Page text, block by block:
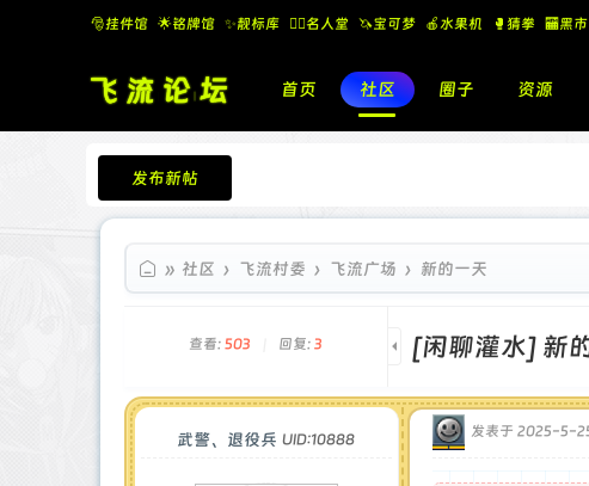
🎅挂件馆 🌟铭牌馆 ✨️靓标库 🧚‍♂️名人堂 🦄宝可梦 🍎水果机 🥊猜拳 🏧黑市
首页 社区 圈子 资源
发布新帖
飞流论坛
» 社区 › 飞流村委 › 飞流广场 › 新的一天
查看: 503 回复: 3 [闲聊灌水] 新
武警、退役兵 UID:10888 发表于 2025-5-